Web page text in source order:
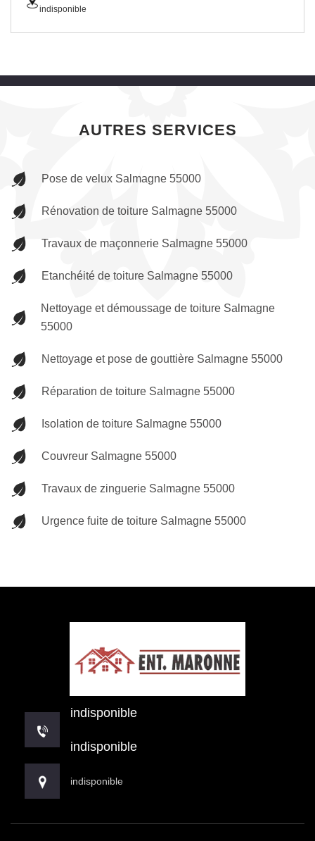
indisponible
AUTRES SERVICES
Pose de velux Salmagne 55000
Rénovation de toiture Salmagne 55000
Travaux de maçonnerie Salmagne 55000
Etanchéité de toiture Salmagne 55000
Nettoyage et démoussage de toiture Salmagne
55000
Nettoyage et pose de gouttière Salmagne 55000
Réparation de toiture Salmagne 55000
Isolation de toiture Salmagne 55000
Couvreur Salmagne 55000
Travaux de zinguerie Salmagne 55000
Urgence fuite de toiture Salmagne 55000
indisponible
indisponible
indisponible